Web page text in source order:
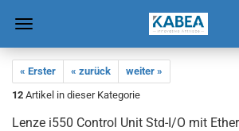
« Erster « zurück
weiter »
12 Artikel in dieser Kategorie
Lenze i550 Con­trol Unit Std-I/O mit